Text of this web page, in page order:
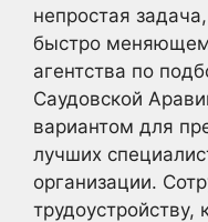
непростая
быстро
агентства по
Саудовской
вариантом для
лучших
организации.